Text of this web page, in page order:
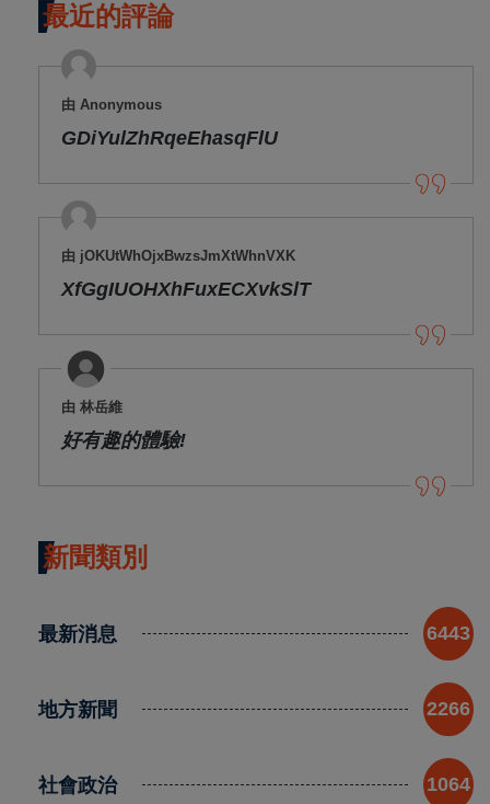
最近的評論
由 Anonymous
GDiYulZhRqeEhasqFlU
由 jOKUtWhOjxBwzsJmXtWhnVXK
XfGgIUOHXhFuxECXvkSlT
由 林岳維
好有趣的體驗!
新聞類別
最新消息 6443
地方新聞 2266
社會政治 1064